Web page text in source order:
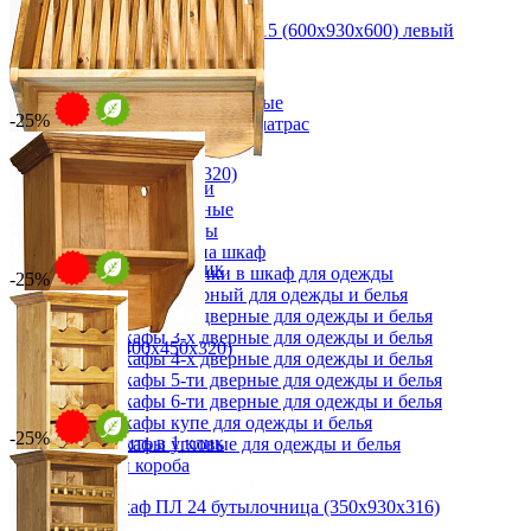
Комоды
Кровати двуспальные
Кровати металлические
Кровати односпальные
Кровати полутороспальные
Решетки и настилы под матрас
Спальные гарнитуры
Тахта
Туалетные столики
Тумбы прикроватные
Шкафы для одежды
Антресоли на шкаф
Полки и ящики в шкаф для одежды
Шкаф 1-дверный для одежды и белья
Шкафы 2-х дверные для одежды и белья
Шкафы 3-х дверные для одежды и белья
Шкафы 4-х дверные для одежды и белья
Шкафы 5-ти дверные для одежды и белья
Шкафы 6-ти дверные для одежды и белья
Шкафы купе для одежды и белья
Шкафы угловые для одежды и белья
Ящики и короба
Шкаф настенный угловой ПЛ 15 (600x930x600) левый
32 582 ₽
43 442 ₽
60х93х31 см
В корзинуКупить в 1 клик
Полка ПЛ 31 (600х450х320)
11 279 ₽
15 038 ₽
60х45х32 см
В корзинуКупить в 1 клик
-25%
Полка ПЛ18 (400х450х320)
8 246 ₽
10 994 ₽
40х45х32 см
В корзинуКупить в 1 клик
-25%
Настенный шкаф ПЛ 24 бутылочница (350x930x316)
-25%